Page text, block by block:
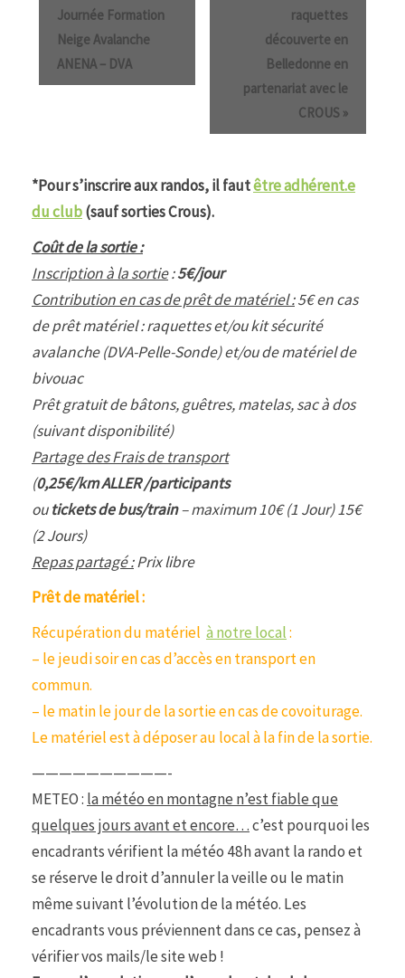
Journée Formation
Neige Avalanche
ANENA – DVA
raquettes
découverte en
Belledonne en
partenariat avec le
CROUS »
*Pour s’inscrire aux randos, il fautêtre adhérent.e
du club(sauf sorties Crous).
Coût de la sortie :
Inscription à la sortie:5€/jour
Contribution en cas de prêt de matériel :5€ en cas
de prêt matériel : raquettes et/ou kit sécurité
avalanche (DVA-Pelle-Sonde) et/ou de matériel de
bivouac
Prêt gratuit de bâtons, guêtres, matelas, sac à dos
(suivant disponibilité)
Partage des Frais de transport
(0,25€/km ALLER /participants
outickets de bus/train– maximum 10€ (1 Jour) 15€
(2 Jours)
Repas partagé :Prix libre
Prêt de matériel :
Récupération du matériel à notre local:
– le jeudi soir en cas d’accès en transport en
commun.
– le matin le jour de la sortie en cas de covoiturage.
Le matériel est à déposer au local à la fin de la sortie.
——————————-
METEO : la météo en montagne n’est fiable que
quelques jours avant et encore…c’est pourquoi les
encadrants vérifient la météo 48h avant la rando et
se réserve le droit d’annuler la veille ou le matin
même suivant l’évolution de la météo. Les
encadrants vous préviennent dans ce cas, pensez à
vérifier vos mails/le site web !